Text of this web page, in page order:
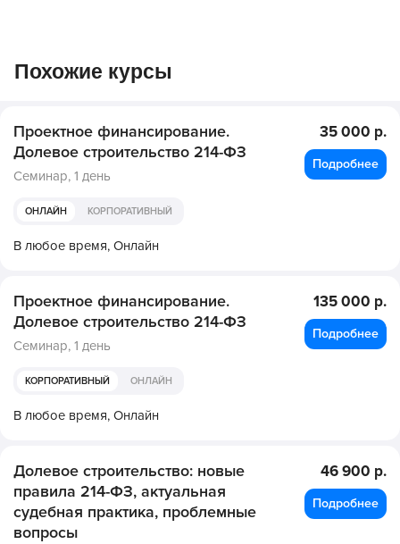
Похожие курсы
Проектное финансирование.
Долевое строительство 214-ФЗ
Семинар, 1 день
ОНЛАЙН КОРПОРАТИВНЫЙ
В любое время, Онлайн
35 000 р.
Подробнее
Проектное финансирование.
Долевое строительство 214-ФЗ
Семинар, 1 день
КОРПОРАТИВНЫЙ ОНЛАЙН
В любое время, Онлайн
135 000 р.
Подробнее
Долевое строительство: новые
правила 214-ФЗ, актуальная
судебная практика, проблемные
вопросы
46 900 р.
Подробнее